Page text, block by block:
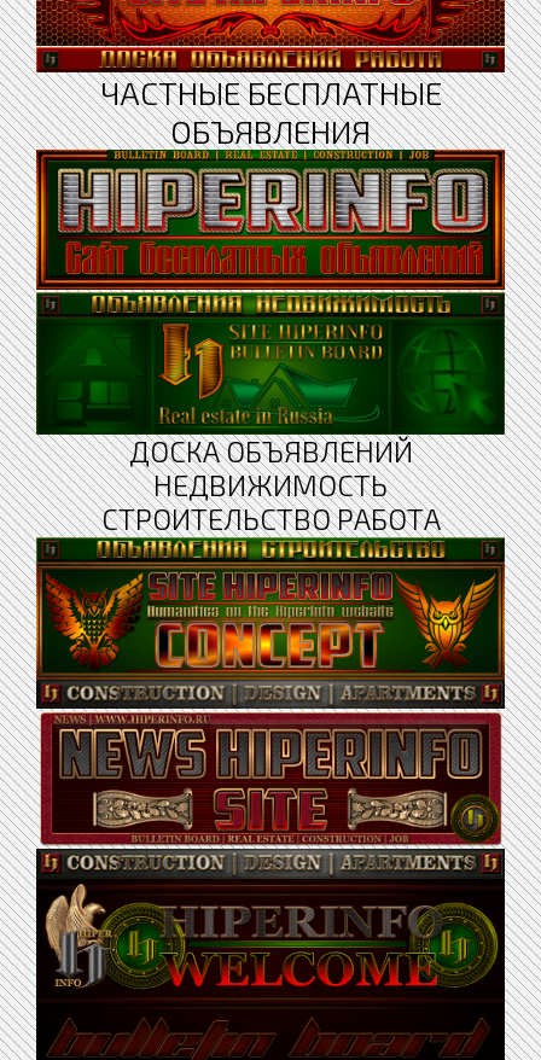
ЧАСТНЫЕ БЕСПЛАТНЫЕ
ОБЪЯВЛЕНИЯ
ДОСКА ОБЪЯВЛЕНИЙ
НЕДВИЖИМОСТЬ
СТРОИТЕЛЬСТВО РАБОТА